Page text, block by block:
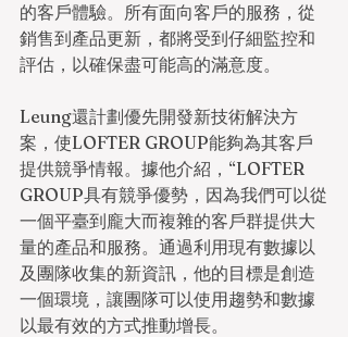
的客戶體驗。所有面向客戶的服務，從
銷售到產品更新，都將受到仔細監控和
評估，以確保盡可能高的滿意度。
Leung還計劃優先開發新技術解決方
案，使LOFTER GROUP能夠為其客戶
提供競爭情報。據他介紹，“LOFTER
GROUP具有競爭優勢，因為我們可以從
一個平臺到龐大而複雜的客戶群提供大
量的產品和服務。通過利用現有數據以
及團隊收集的新資訊，他的目標是創造
一個環境，讓團隊可以使用趨勢和數據
以最有效的方式推動增長。